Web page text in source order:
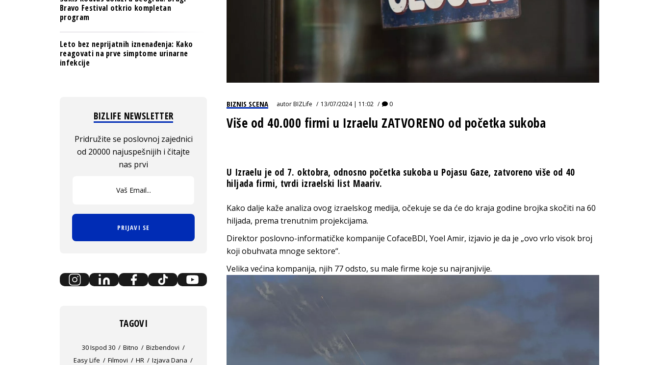
BIZNIS SCENA autorBIZLife 13/07/2024 | 11:02 0
Više od 40.000 firmi u Izraelu ZATVORENO od početka sukoba
U Izraelu je od 7. oktobra, odnosno početka sukoba u Pojasu Gaze, zatvoreno više od 40
hiljada firmi, tvrdi izraelski list Maariv.
Kako dalje kaže analiza ovog izraelskog medija, očekuje se da će do kraja godine brojka skočiti na 60
hiljada, prema trenutnim projekcijama.
Direktor poslovno-informatičke kompanije CofaceBDI, Yoel Amir, izjavio je da je „ovo vrlo visok broj
koji obuhvata mnoge sektore“.
Velika većina kompanija, njih 77 odsto, su male firme koje su najranjivije.
Bravo Festival otkrio kompletan
program
Leto bez neprijatnih iznenađenja: Kako
reagovati na prve simptome urinarne
infekcije
BIZLIFE NEWSLETTER
Pridružite se poslovnoj zajednici
od 20000 najuspešnijih i čitajte
nas prvi
PRIJAVI SE
TAGOVI
30 Ispod 30 Bitno
Bizbendovi
Easy Life
Filmovi HR
Izjava Dana